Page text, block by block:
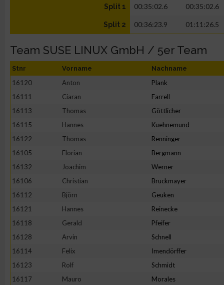
Split 1 00:35:02.6 00:35:02.6
Split 2 00:36:23.9 01:11:26.5
Team SUSE LINUX GmbH / 5er Team
Stnr Vorname Nachname
16120 Anton Plank
16111
Ciaran Farrell
16113
Thomas Göttlicher
16115
Hannes Kuehnemund
16122
Thomas Renninger
16105
Florian Bergmann
16132
Joachim Werner
16106
Christian Bruckmayer
16112
Björn Geuken
16121
Hannes Reinecke
16118
Gerald Pfeifer
16128
Arvin Schnell
16114
Felix Imendörffer
16123
Rolf Schmidt
16117
Mauro Morales